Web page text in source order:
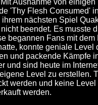
'Thy Flesh Consumed'
nächsten Spiel
beendet. Es musste
begannen Fans mit dem
konnte geniale Level
und packende Kämpfe
und sind heute im
Level zu erstellen.
werden und keine Level
werden.